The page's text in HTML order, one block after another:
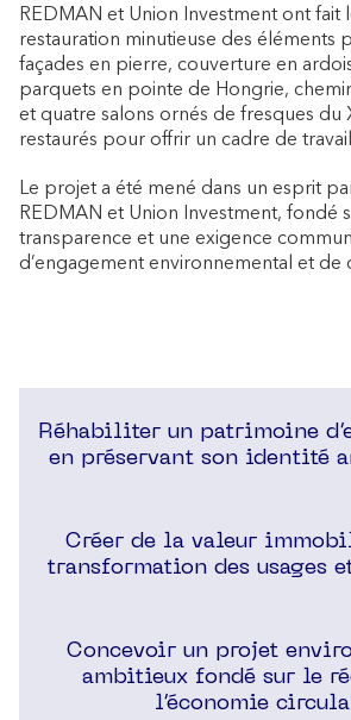
REDMAN et Union Investment ont fait
restauration minutieuse des éléments
façades en pierre, couverture en
parquets en pointe de Hongrie,
et quatre salons ornés de fresques du
restaurés pour offrir un cadre de
Le projet a été mené dans un esprit
REDMAN et Union Investment, fondé
transparence et une exigence
d’engagement environnemental et de
Réhabiliter un patrimoine
en préservant son identité
Créer de la valeur
transformation des usages
Concevoir un projet
ambitieux fondé sur le
l’économie